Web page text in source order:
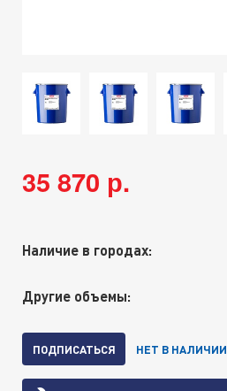
35 870 р.
Наличие в городах:
Другие объемы:
ПОДПИСАТЬСЯ НЕТ В НАЛИЧИИ